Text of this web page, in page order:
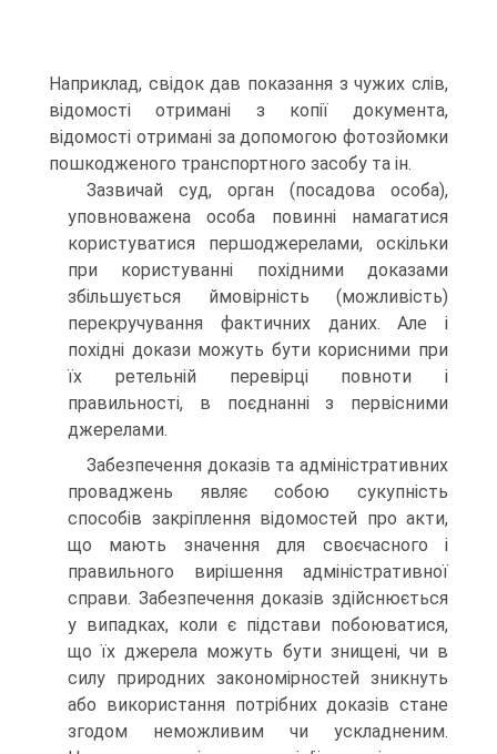
Наприклад, свідок дав показання з чужих слів,
ві­домості отримані з копії документа,
відомості отримані за допо­могою фотозйомки
пошкодженого транспортного засобу та ін.
Зазвичай суд, орган (посадова особа),
уповноважена особа повинні намагатися
користуватися першоджерелами, оскільки
при користуванні похідними доказами
збільшується ймовір­ність (можливість)
перекручування фактичних даних. Але і
похідні докази можуть бути корисними при
їх ретельній пере­вірці повноти і
правильності, в поєднанні з первісними
джере­лами.
Забезпечення доказів та адміністративних
проваджень яв­ляє собою сукупність
способів закріплення відомостей про акти,
що мають значення для своєчасного і
правильного вирі­шення адміністративної
справи. Забезпечення доказів здійс­нюється
у випадках, коли є підстави побоюватися,
що їх дже­рела можуть бути знищені, чи в
силу природних закономірнос­тей зникнуть
або використання потрібних доказів стане
згодом неможливим чи ускладненим.